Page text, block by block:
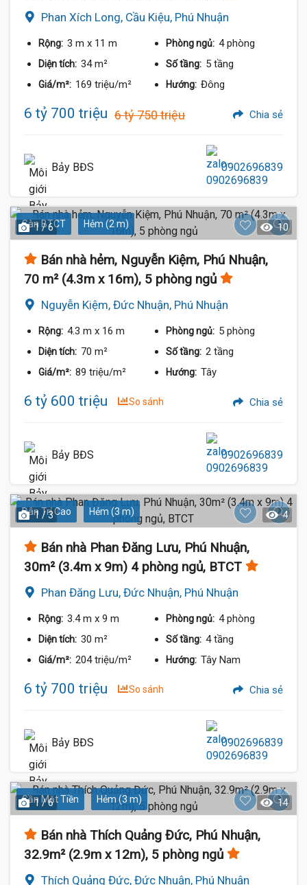
Phan Xích Long, Cầu Kiệu, Phú Nhuận
Rộng: 3 m x 11 m Phòng ngủ: 4 phòng
Diện tích: 34 m² Số tầng: 5 tầng
Giá/m²: 169 triệu/m² Hướng: Đông
6 tỷ 700 triệu 6 tỷ 750 triệu Chia sẻ
Bảy BĐS 0902696839
Sàn BTCT Hẻm (2 m)
1 / 6 10
Bán nhà hẻm, Nguyễn Kiệm, Phú Nhuận,
70 m² (4.3m x 16m), 5 phòng ngủ
Nguyễn Kiệm, Đức Nhuận, Phú Nhuận
Rộng: 4.3 m x 16 m Phòng ngủ: 5 phòng
Diện tích: 70 m² Số tầng: 2 tầng
Giá/m²: 89 triệu/m² Hướng: Tây
6 tỷ 600 triệu So sánh Chia sẻ
Bảy BĐS 0902696839
Dân Trí Cao Hẻm (3 m)
1 / 3 4
Bán nhà Phan Đăng Lưu, Phú Nhuận,
30m² (3.4m x 9m) 4 phòng ngủ, BTCT
Phan Đăng Lưu, Đức Nhuận, Phú Nhuận
Rộng: 3.4 m x 9 m Phòng ngủ: 4 phòng
Diện tích: 30 m² Số tầng: 4 tầng
Giá/m²: 204 triệu/m² Hướng: Tây Nam
6 tỷ 700 triệu So sánh Chia sẻ
Bảy BĐS 0902696839
Gần Mặt Tiền Hẻm (3 m)
1 / 6 14
Bán nhà Thích Quảng Đức, Phú Nhuận,
32.9m² (2.9m x 12m), 5 phòng ngủ
Thích Quảng Đức, Đức Nhuận, Phú Nhuận